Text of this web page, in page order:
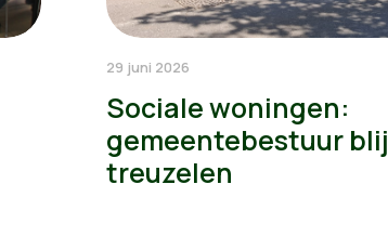
29 juni 2026
Sociale woningen:
gemeentebestuur
treuzelen